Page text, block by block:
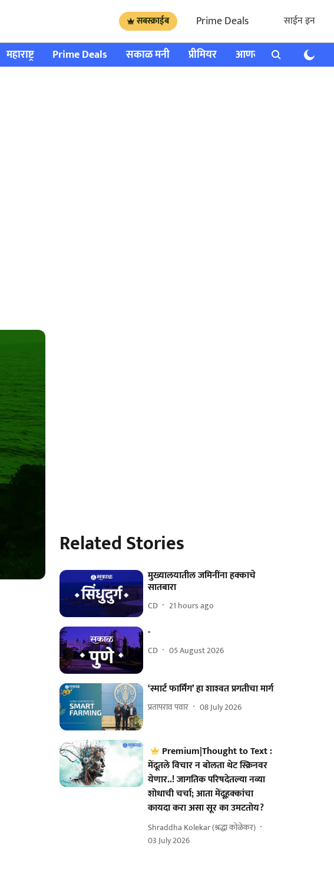
सबस्क्राईब Prime Deals साईन इन
महाराष्ट्र Prime Deals सकाळ मनी प्रीमियर आणखी राशी भविष्य
Related Stories
मुख्यालयातील जमिनींना हक्काचे
सातबारा
CD 21 hours ago
-
CD 05 August 2026
‘स्मार्ट फार्मिंग’ हा शाश्‍वत प्रगतीचा मार्ग
प्रतापराव पवार 08 July 2026
Premium|Thought to Text :
मेंदूतले विचार न बोलता थेट स्क्रिनवर
येणार..! जागतिक परिषदेतल्या नव्या
शोधाची चर्चा; आता मेंदूहक्कांचा
कायदा करा असा सूर का उमटतोय?
Shraddha Kolekar (श्रद्धा कोळेकर)
03 July 2026